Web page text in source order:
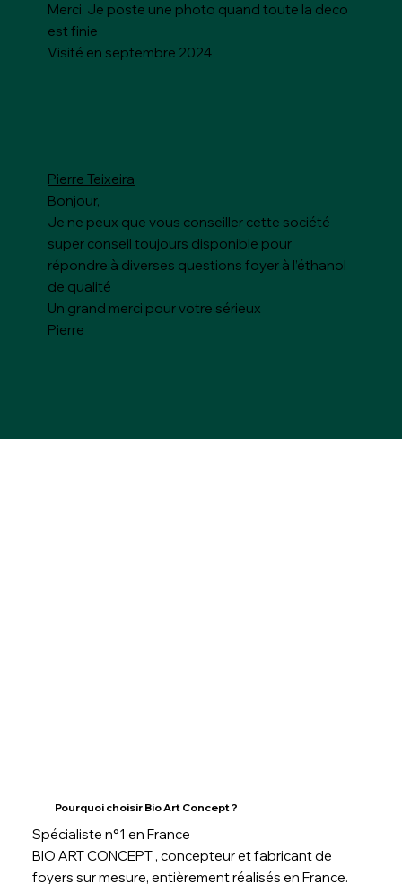
Merci. Je poste une photo quand toute la deco
est finie
Visité en septembre 2024
Pierre Teixeira
Bonjour,
Je ne peux que vous conseiller cette société
super conseil toujours disponible pour
répondre à diverses questions foyer à l’éthanol
de qualité
Un grand merci pour votre sérieux
Pierre
Pourquoi choisir Bio Art Concept ?
Spécialiste n°1 en France
BIO ART CONCEPT , concepteur et fabricant de
foyers sur mesure, entièrement réalisés en France.